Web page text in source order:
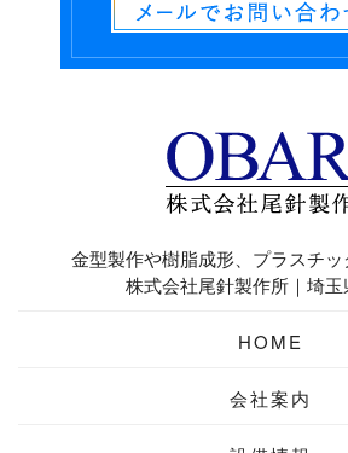
金型製作や樹脂成形、プラスチ
株式会社尾針製作所｜埼
HOME
会社案内